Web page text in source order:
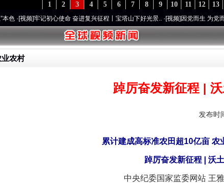
13
12
11
10
9
8
7
6
5
4
3
2
1
牢记初心使命 奋进复兴征程丨宝塔山下好光景..·[视频]因党而生 为党而战——百年
业农村
踔厉奋发新征程 |
发布时
累计建成高标准农田超10亿亩 农
踔厉奋发新征程 | 沃
中央纪委国家监委网站 王